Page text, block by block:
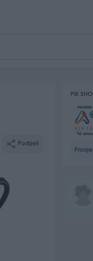
Podijeli
PIK